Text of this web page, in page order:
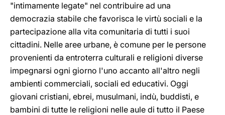
"intimamente legate" nel contribuire ad una
democrazia stabile che favorisca le virtù sociali e la
partecipazione alla vita comunitaria di tutti i suoi
cittadini. Nelle aree urbane, è comune per le persone
provenienti da entroterra culturali e religioni diverse
impegnarsi ogni giorno l'uno accanto all'altro negli
ambienti commerciali, sociali ed educativi. Oggi
giovani cristiani, ebrei, musulmani, indù, buddisti, e
bambini di tutte le religioni nelle aule di tutto il Paese